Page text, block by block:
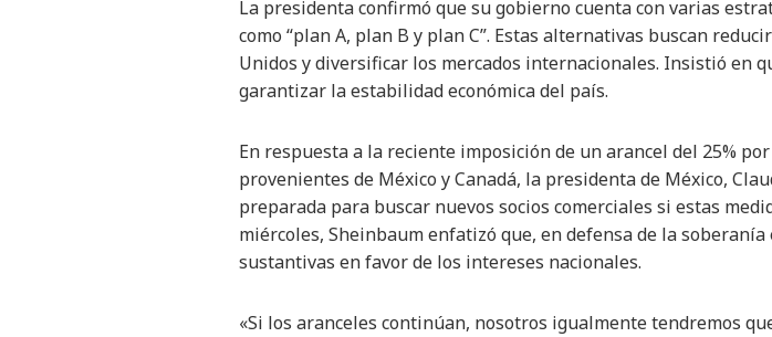
La presidenta confirmó que su gobierno cuenta con varias
como “plan A, plan B y plan C”. Estas alternativas buscan
Unidos y diversificar los mercados internacionales. Insistió en
garantizar la estabilidad económica del país.
En respuesta a la reciente imposición de un arancel del 25%
provenientes de México y Canadá, la presidenta de México,
preparada para buscar nuevos socios comerciales si estas
miércoles, Sheinbaum enfatizó que, en defensa de la
sustantivas en favor de los intereses nacionales.
«Si los aranceles continúan, nosotros igualmente tendremos